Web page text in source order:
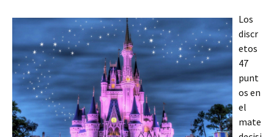
Los
discr
etos
47
punt
os en
el
mate